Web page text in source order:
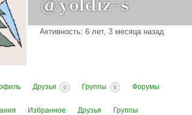
@yoldiz-s
Активность: 6 лет, 3 месяца назад
Друзья 0 Группы 0 Форумы
Избранное Друзья Группы